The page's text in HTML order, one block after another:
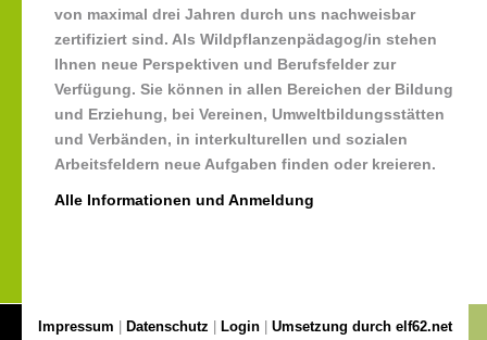
von maximal drei Jahren durch uns nachweisbar
zertifiziert sind. Als Wildpflanzenpädagog/in stehen
Ihnen neue Perspektiven und Berufsfelder zur
Verfügung. Sie können in allen Bereichen der Bildung
und Erziehung, bei Vereinen, Umweltbildungsstätten
und Verbänden, in interkulturellen und sozialen
Arbeitsfeldern neue Aufgaben finden oder kreieren.
Alle Informationen und Anmeldung
Impressum Datenschutz Login Umsetzung durch elf62.net